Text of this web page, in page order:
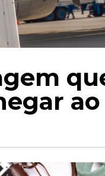
ao